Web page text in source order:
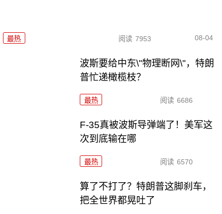
最热 阅读 7953 08-04
波斯要给中东\"物理断网\"，特朗
普忙递橄榄枝？
最热 阅读 6686
F-35真被波斯导弹端了！美军这
次到底输在哪
最热 阅读 6570
算了不打了？特朗普这脚刹车，
把全世界都晃吐了